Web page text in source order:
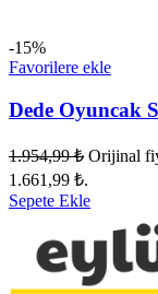
-15%
Favorilere ekle
Dede Oyuncak
1.954,99₺ Orijinal
1.661,99 ₺.
Sepete Ekle